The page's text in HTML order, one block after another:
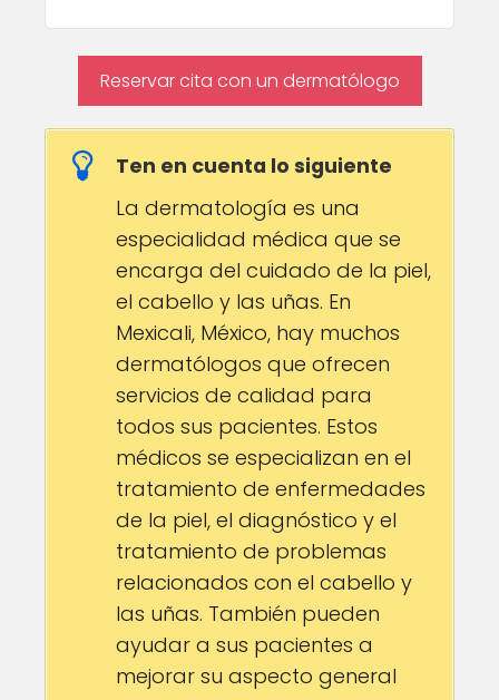
Reservar cita con un dermatólogo
Ten en cuenta lo siguiente
La dermatología es una
especialidad médica que se
encarga del cuidado de la piel,
el cabello y las uñas. En
Mexicali, México, hay muchos
dermatólogos que ofrecen
servicios de calidad para
todos sus pacientes. Estos
médicos se especializan en el
tratamiento de enfermedades
de la piel, el diagnóstico y el
tratamiento de problemas
relacionados con el cabello y
las uñas. También pueden
ayudar a sus pacientes a
mejorar su aspecto general